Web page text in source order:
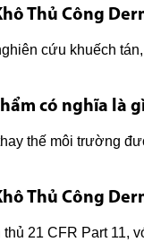
Thủ Công
cứu khuếch
có nghĩa là
thế môi trường
Thủ Công
21 CFR Part 11,